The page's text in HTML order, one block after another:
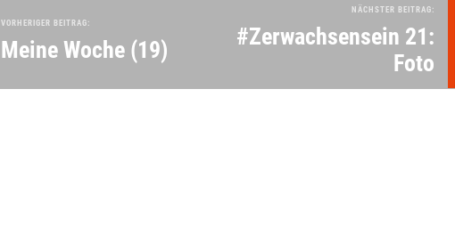
VORHERIGER BEITRAG:
Meine Woche (19)
NÄCHSTER BEITRAG:
#Zerwachsensein 21:
Foto